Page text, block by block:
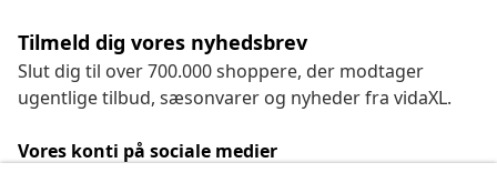
Tilmeld dig vores nyhedsbrev
Slut dig til over 700.000 shoppere, der modtager
ugentlige tilbud, sæsonvarer og nyheder fra vidaXL.
Vores konti på sociale medier